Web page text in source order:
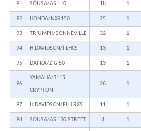
91 SOUSA/AS 110 18 1
92 HONDA/NXR150 25 1
93 TRIUMPH/BONNEVILLE 32 1
94 H.DAVIDSON/FLHCS 13 1
95 DAFRA/ZIG 50 13 1
96
YAMAHA/T115
CRYPTON
26 1
97 H.DAVIDSON/FLH RXS 11 1
98 SOUSA/AS 150 STREET 8 1